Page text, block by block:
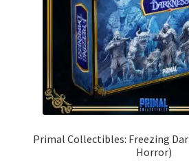
Primal Collectibles: Freezing
Horror)